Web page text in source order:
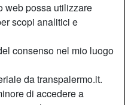
web possa utilizzare
scopi analitici e
consenso nel mio luogo
da transpalermo.it.
di accedere a